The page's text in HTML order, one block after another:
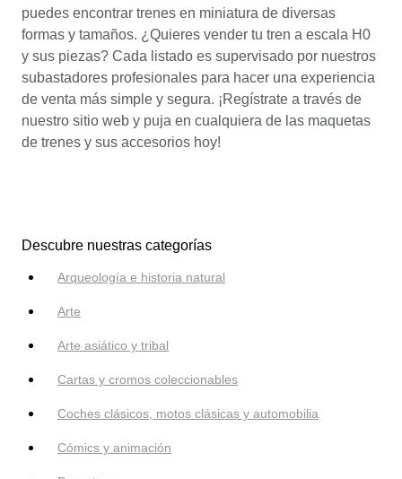
puedes encontrar trenes en miniatura de diversas
formas y tamaños. ¿Quieres vender tu tren a escala H0
y sus piezas? Cada listado es supervisado por nuestros
subastadores profesionales para hacer una experiencia
de venta más simple y segura. ¡Regístrate a través de
nuestro sitio web y puja en cualquiera de las maquetas
de trenes y sus accesorios hoy!
Descubre nuestras categorías
Arqueología e historia natural
Arte
Arte asiático y tribal
Cartas y cromos coleccionables
Coches clásicos, motos clásicas y automobilia
Cómics y animación